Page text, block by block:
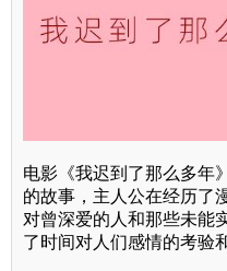
电影《我迟到了那么多年
的故事，主人公在经历了
对曾深爱的人和那些未能
了时间对人们感情的考验